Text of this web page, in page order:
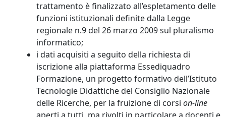
trattamento è finalizzato all’espletamento delle
funzioni istituzionali definite dalla Legge
regionale n.9 del 26 marzo 2009 sul pluralismo
informatico;
i dati acquisiti a seguito della richiesta di
iscrizione alla piattaforma Essediquadro
Formazione, un progetto formativo dell’Istituto
Tecnologie Didattiche del Consiglio Nazionale
delle Ricerche, per la fruizione di corsi on-line